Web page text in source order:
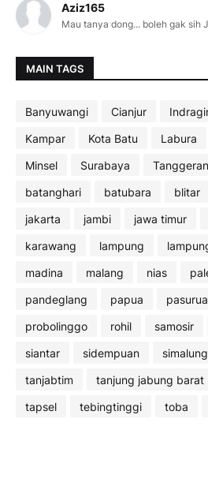
Aziz165
Mau tanya dong... boleh gak sih
MAIN TAGS
Banyuwangi Cianjur
Kampar
Kota Batu Labura
Minsel
Surabaya
batanghari
batubara blitar
jakarta
jambi jawa timur
karawang
lampung
madina
malang nias
pandeglang
papua
probolinggo
rohil samosir
siantar
sidempuan
tanjabtim
tanjung jabung barat
tapsel
tebingtinggi toba